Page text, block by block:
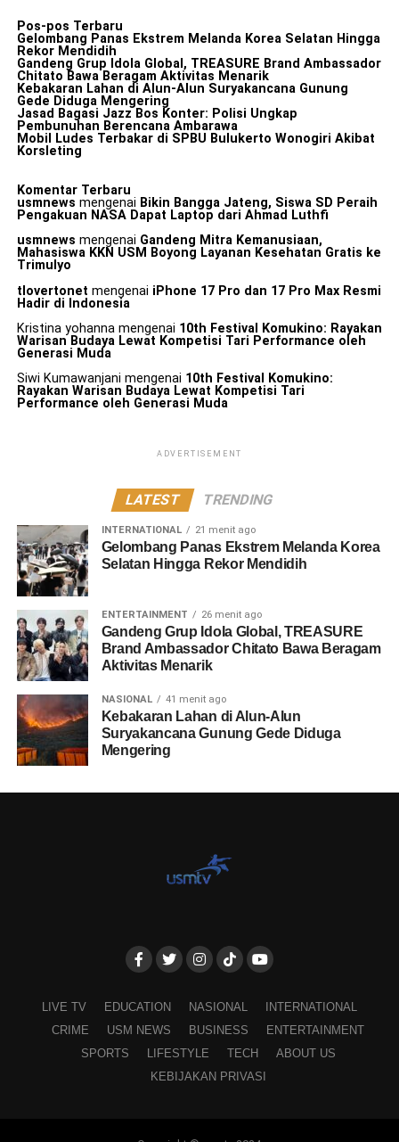
Pos-pos Terbaru
Gelombang Panas Ekstrem Melanda Korea Selatan Hingga
Rekor Mendidih
Gandeng Grup Idola Global, TREASURE Brand Ambassador
Chitato Bawa Beragam Aktivitas Menarik
Kebakaran Lahan di Alun-Alun Suryakancana Gunung
Gede Diduga Mengering
Jasad Bagasi Jazz Bos Konter: Polisi Ungkap
Pembunuhan Berencana Ambarawa
Mobil Ludes Terbakar di SPBU Bulukerto Wonogiri Akibat
Korsleting
Komentar Terbaru
usmnews mengenai Bikin Bangga Jateng, Siswa SD Peraih
Pengakuan NASA Dapat Laptop dari Ahmad Luthfi
usmnews mengenai Gandeng Mitra Kemanusiaan,
Mahasiswa KKN USM Boyong Layanan Kesehatan Gratis ke
Trimulyo
tlovertonet mengenai iPhone 17 Pro dan 17 Pro Max Resmi
Hadir di Indonesia
Kristina yohannamengenai 10th Festival Komukino: Rayakan
Warisan Budaya Lewat Kompetisi Tari Performance oleh
Generasi Muda
Siwi Kumawanjani mengenai 10th Festival Komukino:
Rayakan Warisan Budaya Lewat Kompetisi Tari
Performance oleh Generasi Muda
ADVERTISEMENT
LATEST TRENDING
INTERNATIONAL 21 menit ago
Gelombang Panas Ekstrem Melanda Korea
Selatan Hingga Rekor Mendidih
ENTERTAINMENT 26 menit ago
Gandeng Grup Idola Global, TREASURE
Brand Ambassador Chitato Bawa Beragam
Aktivitas Menarik
NASIONAL 41 menit ago
Kebakaran Lahan di Alun-Alun
Suryakancana Gunung Gede Diduga
Mengering
LIVE TV EDUCATION NASIONAL
INTERNATIONAL
CRIME
USM NEWS BUSINESS
ENTERTAINMENT
SPORTS
LIFESTYLE TECH
ABOUT US
KEBIJAKAN PRIVASI